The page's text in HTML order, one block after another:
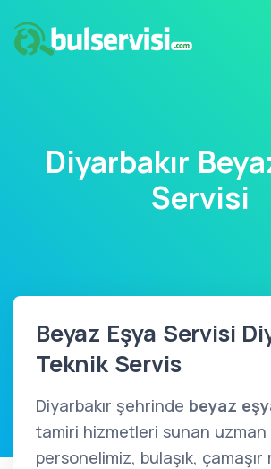
Diyarbakır
Servisi
Beyaz Eşya Servisi
Teknik Servis
Diyarbakır şehrinde beyaz
tamiri hizmetleri sunan
personelimiz, bulaşık, çamaşır